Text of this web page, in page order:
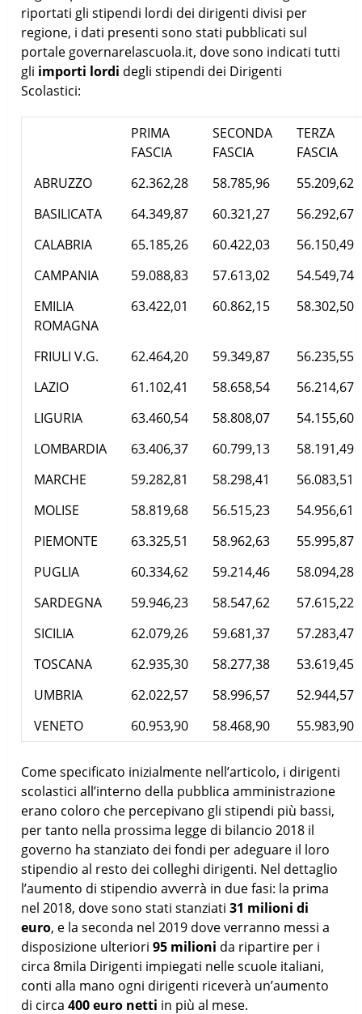
riportati gli stipendi lordi dei dirigenti divisi per
regione, i dati presenti sono stati pubblicati sul
portale governarelascuola.it, dove sono indicati tutti
gli importi lordi degli stipendi dei Dirigenti
Scolastici:
PRIMA
FASCIA
SECONDA
FASCIA
TERZA
FASCIA
ABRUZZO
62.362,28 58.785,96
55.209,62
BASILICATA
64.349,87 60.321,27
56.292,67
CALABRIA
65.185,26 60.422,03
56.150,49
CAMPANIA
59.088,83 57.613,02
54.549,74
EMILIA
ROMAGNA
63.422,01 60.862,15 58.302,50
FRIULI V.G. 62.464,20 59.349,87
56.235,55
LAZIO
61.102,41 58.658,54
56.214,67
LIGURIA
63.460,54 58.808,07
54.155,60
LOMBARDIA
63.406,37 60.799,13
58.191,49
MARCHE
59.282,81 58.298,41
56.083,51
MOLISE
58.819,68 56.515,23
54.956,61
PIEMONTE
63.325,51 58.962,63
55.995,87
PUGLIA
60.334,62 59.214,46
58.094,28
SARDEGNA
59.946,23 58.547,62
57.615,22
SICILIA
62.079,26 59.681,37
57.283,47
TOSCANA
62.935,30 58.277,38
53.619,45
UMBRIA
62.022,57 58.996,57
52.944,57
VENETO
60.953,90 58.468,90 55.983,90
Come specificato inizialmente nell’articolo, i dirigenti
scolastici all’interno della pubblica amministrazione
erano coloro che percepivano gli stipendi più bassi,
per tanto nella prossima legge di bilancio 2018 il
governo ha stanziato dei fondi per adeguare il loro
stipendio al resto dei colleghi dirigenti. Nel dettaglio
l’aumento di stipendio avverrà in due fasi: la prima
nel 2018, dove sono stati stanziati31 milioni di
euro, e la seconda nel 2019 dove verranno messi a
disposizione ulteriori95 milioni da ripartire per i
circa 8mila Dirigenti impiegati nelle scuole italiani,
conti alla mano ogni dirigenti riceverà un’aumento
di circa400 euro netti in più al mese.